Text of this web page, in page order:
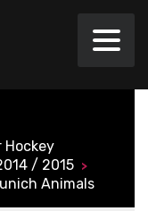
Hockey
/ 2015 >
Animals